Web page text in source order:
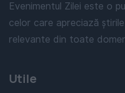
Evenimentul Zilei este o
celor care apreciază
relevante din toate
Utile